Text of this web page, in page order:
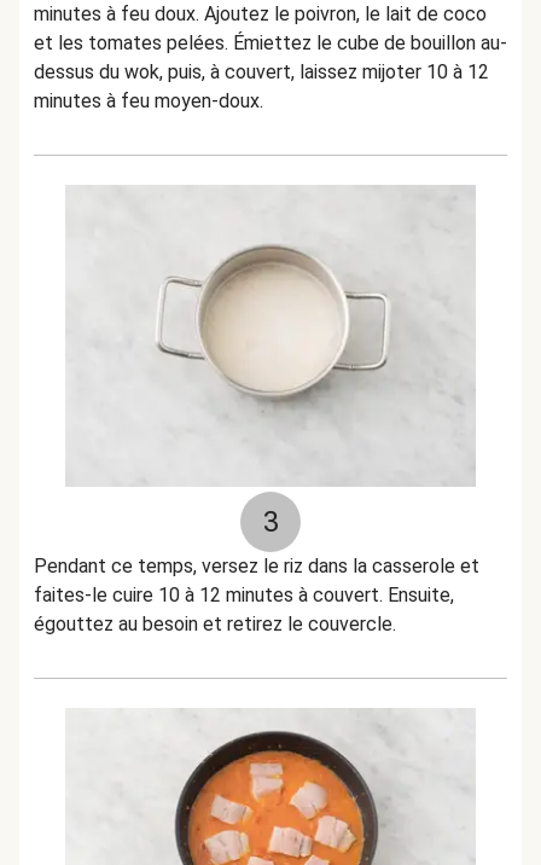
minutes à feu doux. Ajoutez le poivron, le lait de coco
et les tomates pelées. Émiettez le cube de bouillon au-
dessus du wok, puis, à couvert, laissez mijoter 10 à 12
minutes à feu moyen-doux.
3
Pendant ce temps, versez le riz dans la casserole et
faites-le cuire 10 à 12 minutes à couvert. Ensuite,
égouttez au besoin et retirez le couvercle.